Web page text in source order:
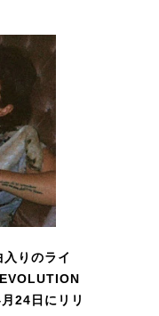
りのライ
24日にリリ